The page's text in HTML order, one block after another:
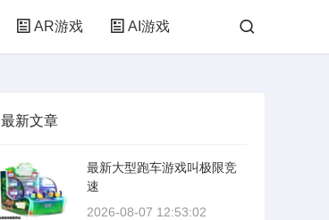
AR游戏 AI游戏
最新文章
最新大型跑车游戏叫极限竞
速
2026-08-07 12:53:02